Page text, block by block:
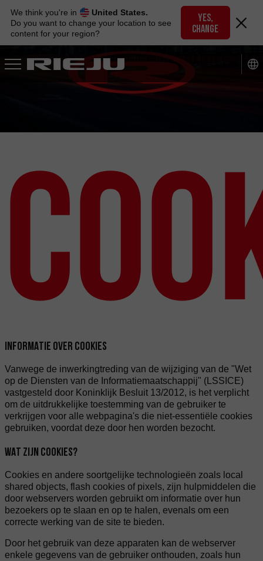
navigation
content
We think you're in
United States.
Do you want to change your location to see
content for your region?
YES,
CHANGE
INFORMATIE OVER COOKIES
Vanwege de inwerkingtreding van de wijziging van de "Wet
op de Diensten van de Informatiemaatschappij" (LSSICE)
vastgesteld door Koninklijk Besluit 13/2012, is het verplicht
om de uitdrukkelijke toestemming van de gebruiker te
verkrijgen voor alle webpagina's die niet-essentiële cookies
gebruiken, voordat deze door hen worden bezocht.
WAT ZIJN COOKIES?
Cookies en andere soortgelijke technologieën zoals local
shared objects, flash cookies of pixels, zijn hulpmiddelen die
door webservers worden gebruikt om informatie over hun
bezoekers op te slaan en op te halen, evenals om een
correcte werking van de site te bieden.
Door het gebruik van deze apparaten kan de webserver
enkele gegevens van de gebruiker onthouden, zoals hun